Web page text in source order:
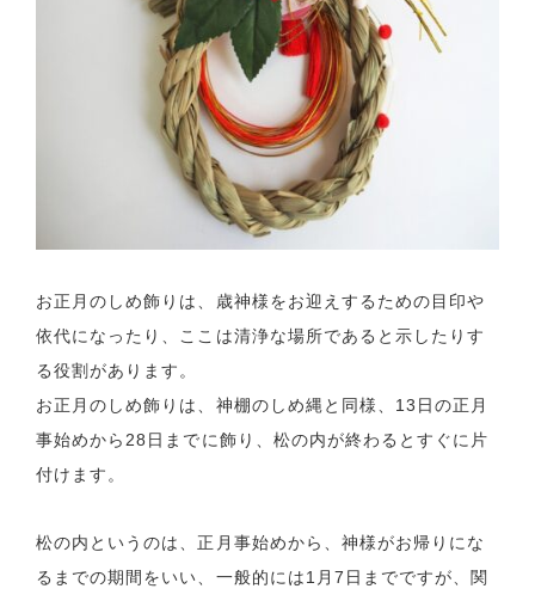
お正月のしめ飾りは、歳神様をお迎えするための目印や
依代になったり、ここは清浄な場所であると示したりす
る役割があります。
お正月のしめ飾りは、神棚のしめ縄と同様、13日の正月
事始めから28日までに飾り、松の内が終わるとすぐに片
付けます。
松の内というのは、正月事始めから、神様がお帰りにな
るまでの期間をいい、一般的には1月7日までですが、関